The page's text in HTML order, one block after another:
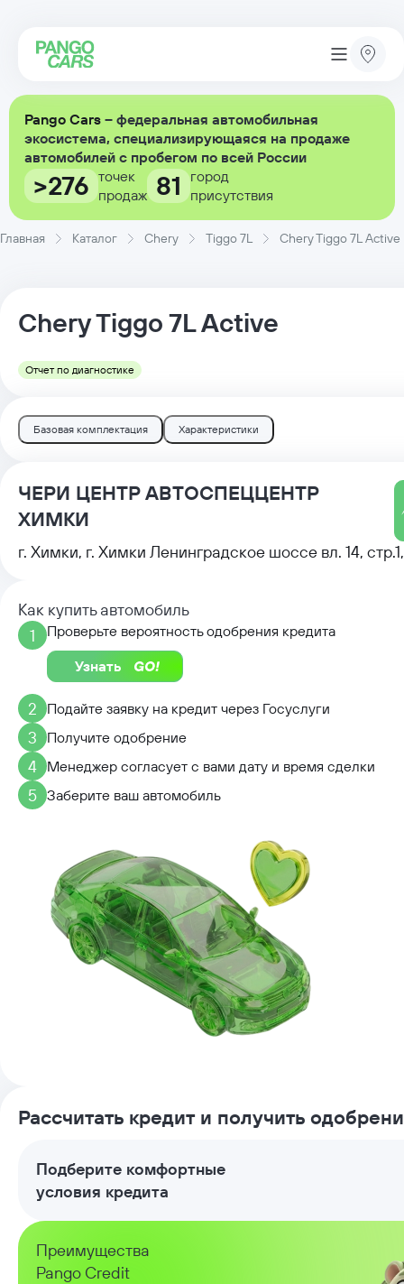
Pango Cars – федеральная автомобильная
экосистема, специализирующаяся на продаже
автомобилей с пробегом по всей России
>276 точек
продаж 81
город
присутствия
Главная Каталог Chery Tiggo 7L Chery Tiggo 7L
CheryTiggo 7LActive
Отчет по диагностике
Базовая комплектация Характеристики
ЧЕРИ ЦЕНТР АВТОСПЕЦЦЕНТР
ХИМКИ
г. Химки, г. Химки Ленинградское шоссе вл. 14, стр.1,
Как купить автомобиль
1
Проверьте вероятность одобрения кредита
Узнать
2 Подайте заявку на кредит через Госуслуги
3 Получите одобрение
4 Менеджер согласует с вами дату и время сделки
5 Заберите ваш автомобиль
Рассчитать кредит и получить
Подберите комфортные
условия кредита
Преимущества
Pango Credit